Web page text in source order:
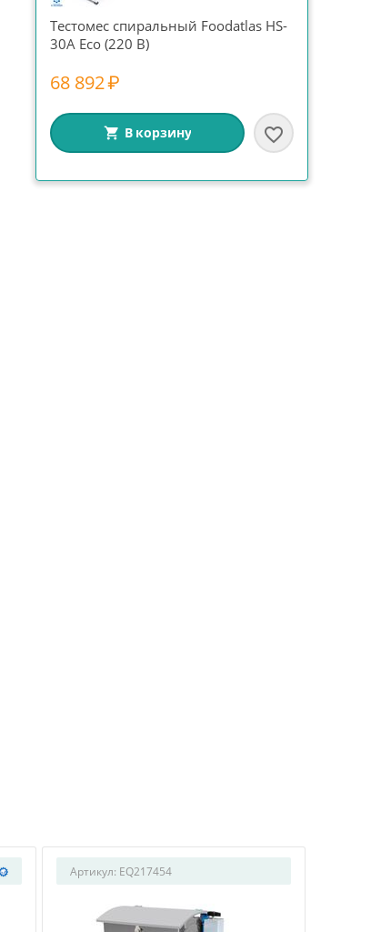
Тестомес спиральный Foodatlas HS-
30A Eco (220 В)
68 892₽
В корзину
Артикул: EQ217454